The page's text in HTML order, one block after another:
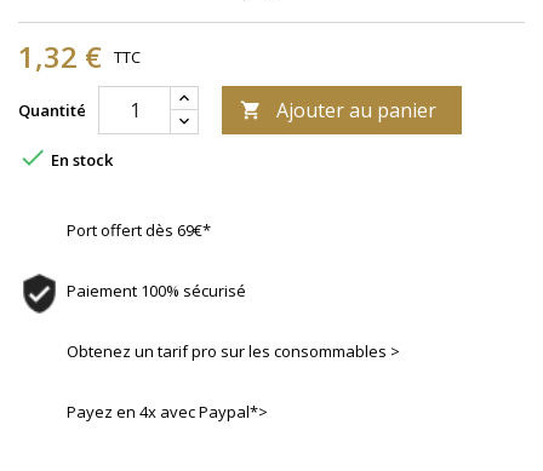
1,32 € TTC
Quantité  Ajouter au panier
 En stock
Port offert dès 69€*
Paiement 100% sécurisé
Obtenez un tarif pro sur les consommables >
Payez en 4x avec Paypal*>